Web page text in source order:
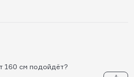
160 см подойдёт?